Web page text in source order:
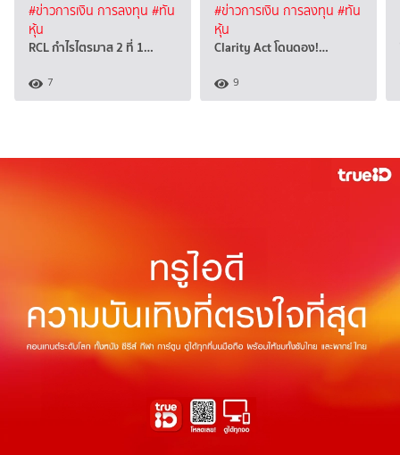
#ข่าวการเงิน การลงทุน #ทัน
หุ้น
RCL กำไรไตรมาส 2 ที่ 1…
7
#ข่าวการเงิน การลงทุน #ทัน
หุ้น
Clarity Act โดนดอง!…
9